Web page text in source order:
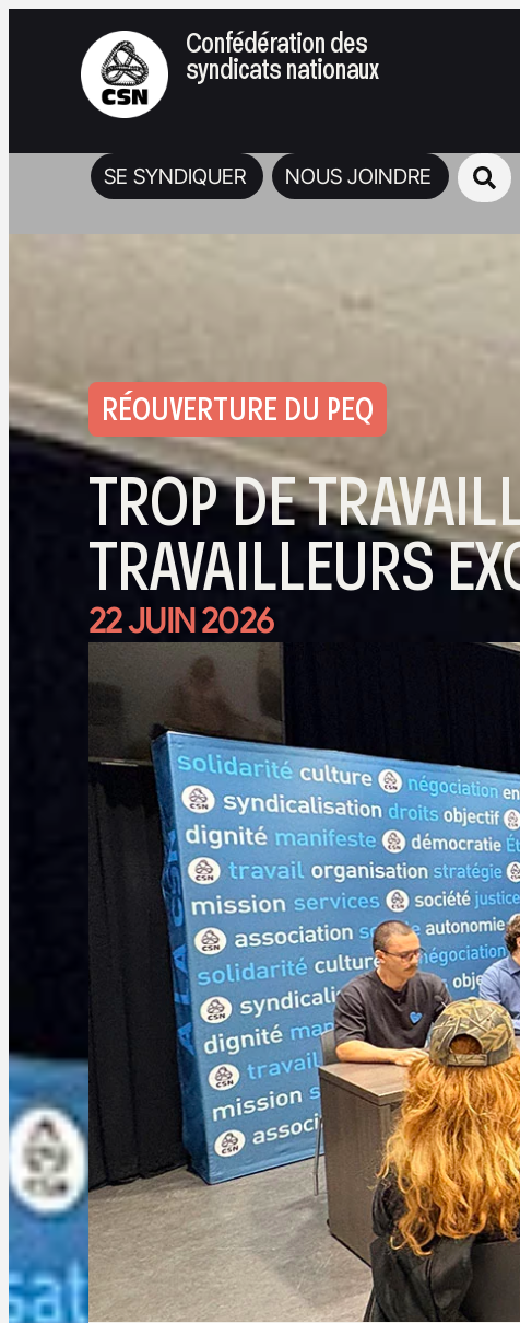
Confédération des
syndicats nationaux
SE SYNDIQUER NOUS JOINDRE
RÉOUVERTURE DU PEQ
TROP DE
TRAVAILLEURS
22 JUIN 2026